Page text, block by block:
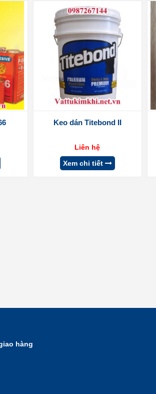
Keo dán Titebond II
Liên hệ
Xem chi tiết
hàng